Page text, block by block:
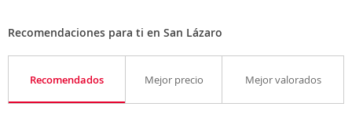
Recomendaciones para ti en San Lázaro
Recomendados Mejor precio Mejor valorados